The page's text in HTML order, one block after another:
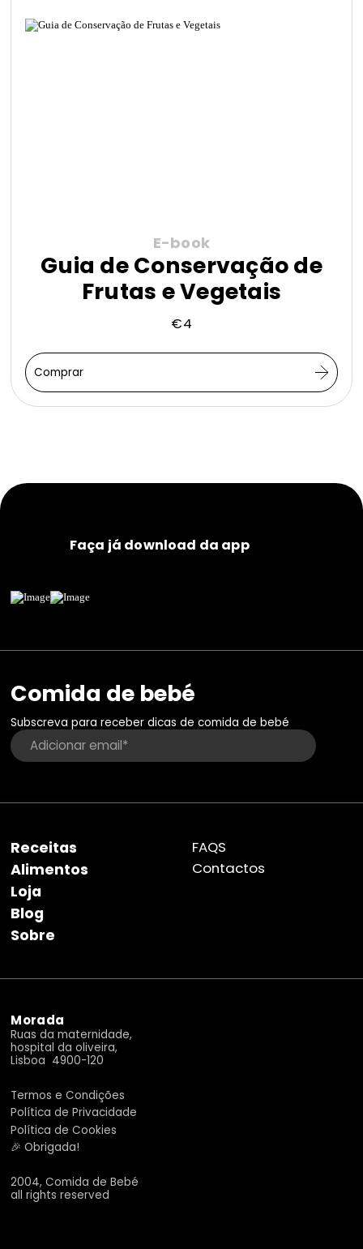
E-book
Guia de Conservação de
Frutas e Vegetais
€4
Comprar
Comida de bebé
Subscreva para receber dicas de comida de bebé
Receitas
Alimentos
Loja
Blog
Sobre
FAQS
Contactos
Faça já download da app
Morada
Ruas da maternidade,
hospital da oliveira,
Lisboa 4900-120
Termos e Condições
Política de Privacidade
Política de Cookies
🎉 Obrigada!
2004, Comida de Bebé
all rights reserved